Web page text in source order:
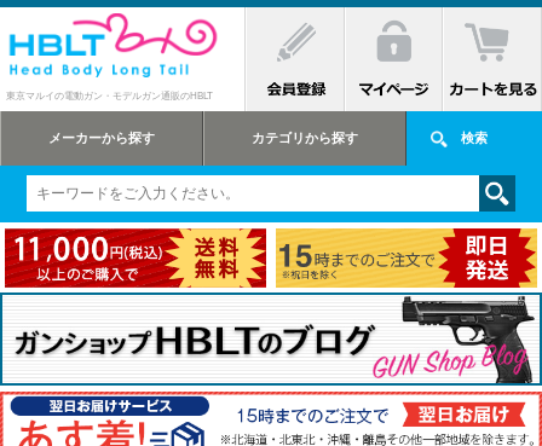
東京マルイの電動ガン・モデルガン通販のHBLT
メーカーから探す カテゴリから探す 検索